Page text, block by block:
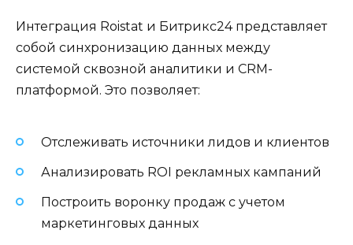
Интеграция Roistat и Битрикс24 представляет
собой синхронизацию данных между
системой сквозной аналитики и CRM-
платформой. Это позволяет:
Отслеживать источники лидов и клиентов
Анализировать ROI рекламных кампаний
Построить воронку продаж с учетом
маркетинговых данных